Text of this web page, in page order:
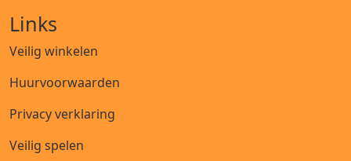
Links
Veilig winkelen
Huurvoorwaarden
Privacy verklaring
Veilig spelen